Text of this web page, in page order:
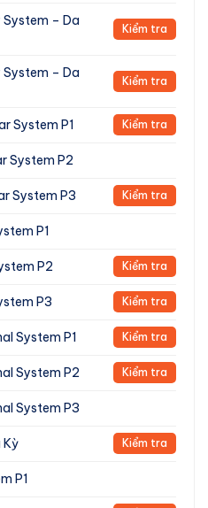
– Da
Kiểm tra
– Da
Kiểm tra
System P1 Kiểm tra
System P2
System P3 Kiểm tra
P1
P2 Kiểm tra
P3 Kiểm tra
System P1 Kiểm tra
System P2 Kiểm tra
System P3
Kỳ Kiểm tra
P1